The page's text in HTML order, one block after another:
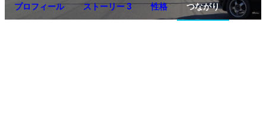
プロフィール ストーリー 3 性格 つながり